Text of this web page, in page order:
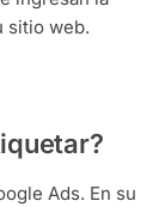
sitio web.
Ads. En su